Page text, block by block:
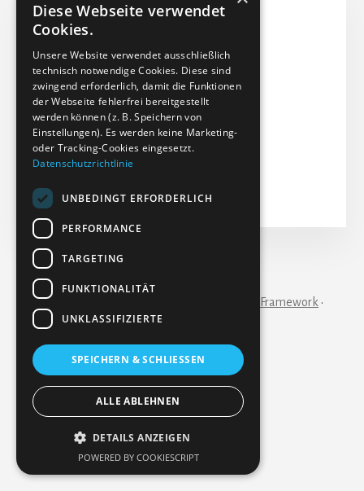
Autismus - Audio
Audiodatei (MP3)
Dateigröße: 3.38 MB
Erstellt: 08-01-2024
Aktualisiert: 14-02-2024
Treffer: 49
IMPRESSUM
Copyright © 2026 · Genesis Framework ·
WordPress
Diese Webseite verwendet
Cookies.
Unsere Website verwendet ausschließlich
technisch notwendige Cookies. Diese sind
zwingend erforderlich, damit die Funktionen
der Webseite fehlerfrei bereitgestellt
werden können (z. B. Speichern von
Einstellungen). Es werden keine Marketing-
oder Tracking-Cookies eingesetzt.
Datenschutzrichtlinie
UNBEDINGT ERFORDERLICH
PERFORMANCE
TARGETING
FUNKTIONALITÄT
UNKLASSIFIZIERTE
SPEICHERN & SCHLIESSEN
ALLE ABLEHNEN
DETAILS ANZEIGEN
POWERED BY COOKIESCRIPT